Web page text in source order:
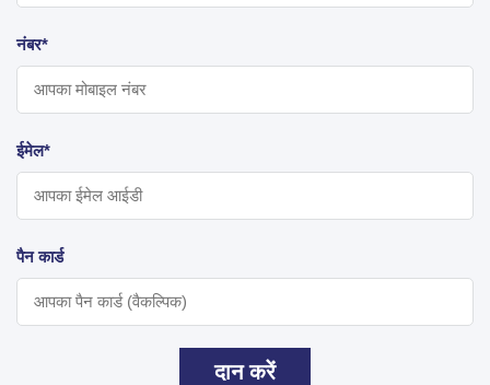
नंबर*
ईमेल*
पैन कार्ड
दान करें